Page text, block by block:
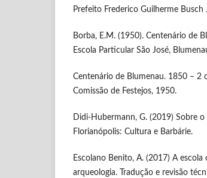
Prefeito Frederico Guilherme Busch
Borba, E.M. (1950). Centenário de
Escola Particular São José,
Centenário de Blumenau. 1850 – 2
Comissão de Festejos, 1950.
Didi-Hubermann, G. (2019) Sobre
Florianópolis: Cultura e Barbárie.
Escolano Benito, A. (2017) A
arqueologia. Tradução e revisão